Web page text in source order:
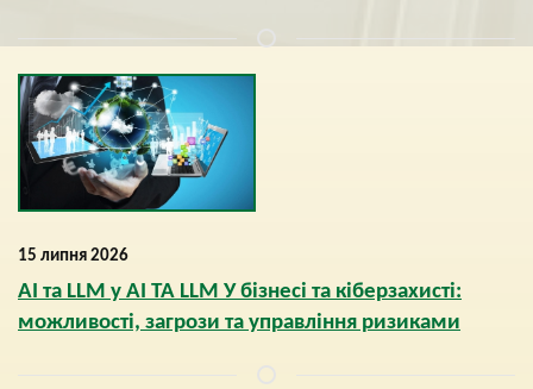
15 липня 2026
AI та LLM у AI ТА LLM У бізнесі та кіберзахисті:
можливості, загрози та управління ризиками